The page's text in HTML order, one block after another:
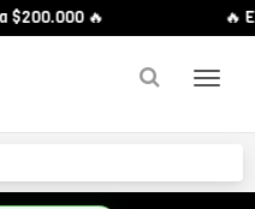
🔥 🔥